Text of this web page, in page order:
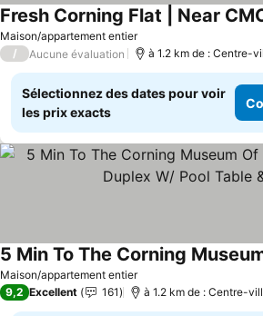
Maison/appartement entier
Consulter les prix
/ Aucune évaluation à 1.2 km de : Centre-
Sélectionnez des dates pour voir
les prix exacts
Maison/appartement entier
Consulter les prix
9,2 Excellent 161 à 1.2 km de : Centre-